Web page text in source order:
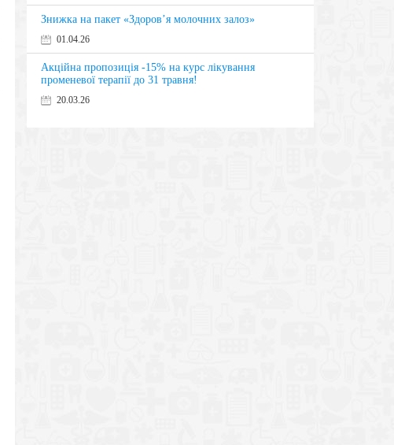
Знижка на пакет «Здоров’я молочних залоз»
01.04.26
Акційна пропозиція -15% на курс лікування
променевої терапії до 31 травня!
20.03.26